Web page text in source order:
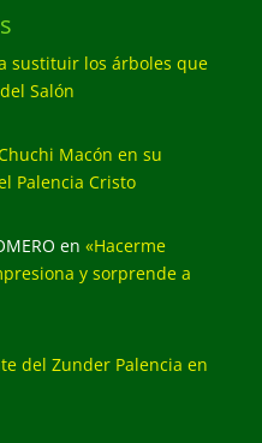
sustituir los árboles que
Salón
Macón en su
Palencia Cristo
en «Hacerme
y sorprende a
del Zunder Palencia en